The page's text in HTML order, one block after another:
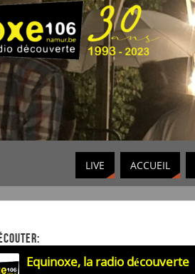
LIVE ACCUEIL
Equinoxe, la radio découverte